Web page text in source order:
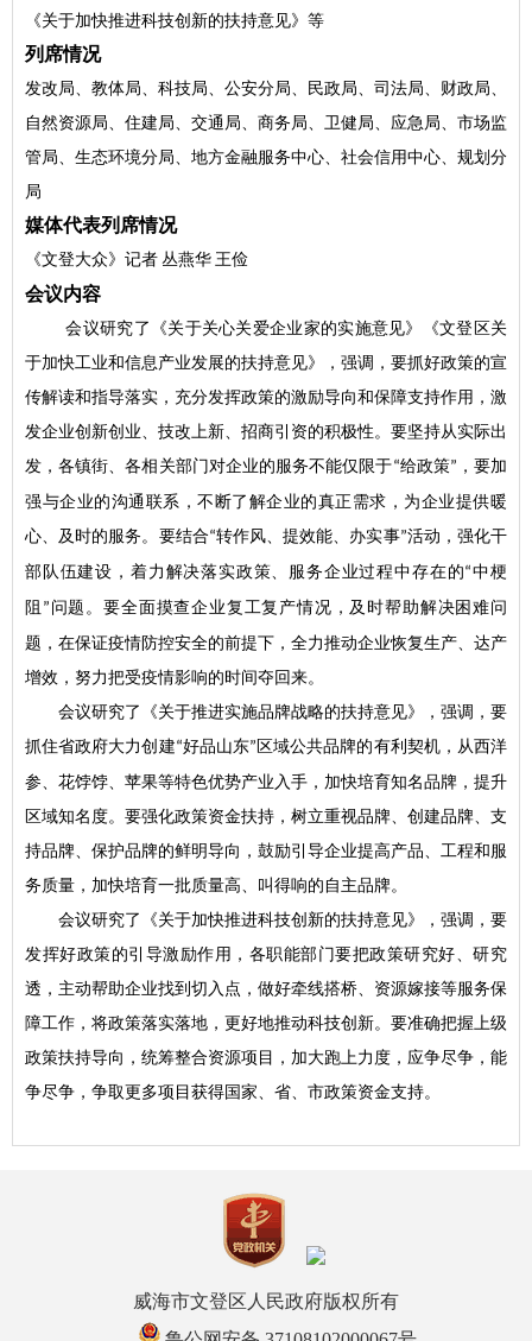
《关于加快推进科技创新的扶持意见》等
列席情况
发改局、教体局、科技局、公安分局、民政局、司法局、财政局、
自然资源局、住建局、交通局、商务局、卫健局、应急局、市场监
管局、生态环境分局、地方金融服务中心、社会信用中心、规划分
局
媒体代表列席情况
《文登大众》记者 丛燕华 王俭
会议内容
会议研究了《关于关心关爱企业家的实施意见》《文登区关
于加快工业和信息产业发展的扶持意见》，强调，要抓好政策的宣
传解读和指导落实，充分发挥政策的激励导向和保障支持作用，激
发企业创新创业、技改上新、招商引资的积极性。要坚持从实际出
发，各镇街、各相关部门对企业的服务不能仅限于“给政策” ，要加
强与企业的沟通联系，不断了解企业的真正需求，为企业提供暖
心、及时的服务。要结合“转作风、提效能、办实事”活动，强化干
部队伍建设，着力解决落实政策、服务企业过程中存在的“中梗
阻 ” 问题。要全面摸查企业复工复产情况，及时帮助解决困难问
题，在保证疫情防控安全的前提下，全力推动企业恢复生产、达产
增效，努力把受疫情影响的时间夺回来。
会议研究了《关于推进实施品牌战略的扶持意见》，强调，要
抓住省政府大力创建“好品山东” 区域公共品牌的有利契机，从西洋
参、花饽饽、苹果等特色优势产业入手，加快培育知名品牌，提升
区域知名度。要强化政策资金扶持，树立重视品牌、创建品牌、支
持品牌、保护品牌的鲜明导向，鼓励引导企业提高产品、工程和服
务质量，加快培育一批质量高、叫得响的自主品牌。
会议研究了《关于加快推进科技创新的扶持意见》，强调，要
发挥好政策的引导激励作用，各职能部门要把政策研究好、研究
透，主动帮助企业找到切入点，做好牵线搭桥、资源嫁接等服务保
障工作，将政策落实落地，更好地推动科技创新。要准确把握上级
政策扶持导向，统筹整合资源项目，加大跑上力度，应争尽争，能
争尽争，争取更多项目获得国家、省、市政策资金支持。
威海市文登区人民政府版权所有